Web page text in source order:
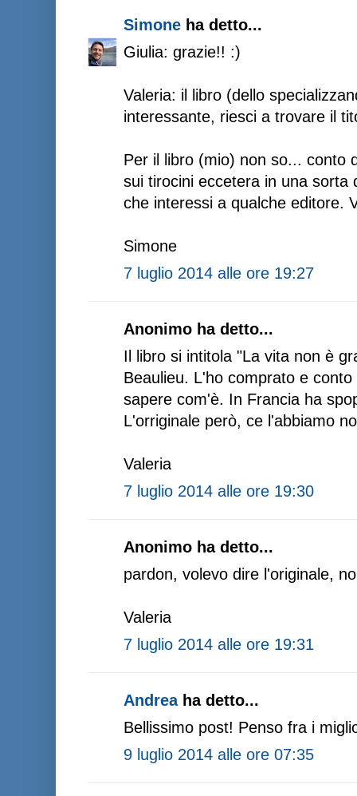
Simone ha detto...
Giulia: grazie!! :)
Valeria: il libro (dello
interessante, riesci a trovare il
Per il libro (mio) non so... conto
sui tirocini eccetera in una sorta
che interessi a qualche editore.
Simone
7 luglio 2014 alle ore 19:27
Anonimo ha detto...
Il libro si intitola "La vita non è
Beaulieu. L'ho comprato e
sapere com'è. In Francia ha
L'orriginale però, ce l'abbiamo
Valeria
7 luglio 2014 alle ore 19:30
Anonimo ha detto...
pardon, volevo dire l'originale,
Valeria
7 luglio 2014 alle ore 19:31
Andreaha detto...
Bellissimo post! Penso fra i
9 luglio 2014 alle ore 07:35